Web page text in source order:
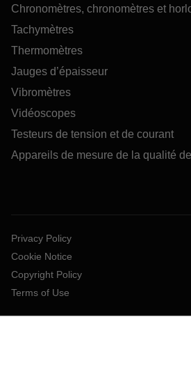
Chronomètres, chronomètres et
Tachymètres
Thermomètres
Jauges d’épaisseur
Vibromètres
Vidéoscopes
Testeurs de tension et de courant
Appareils de mesure de la qualité de
Privacy Policy
Cookie Notice
Copyright Policy
Terms of Use